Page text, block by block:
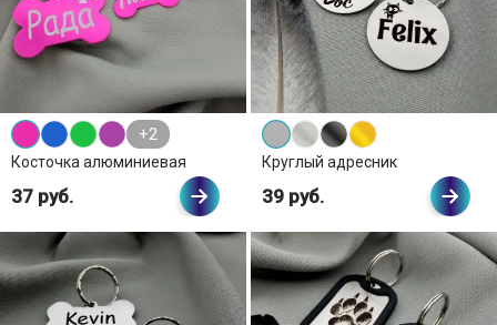
+2
Косточка алюминиевая
37 руб.
Круглый адресник
39 руб.